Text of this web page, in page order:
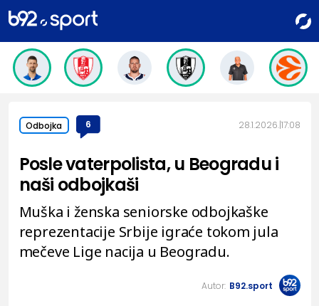
Odbojka 6 28.1.2026. 17:08
Posle vaterpolista, u Beogradu i
naši odbojkaši
Muška i ženska seniorske odbojkaške
reprezentacije Srbije igraće tokom jula
mečeve Lige nacija u Beogradu.
Autor: B92.sport